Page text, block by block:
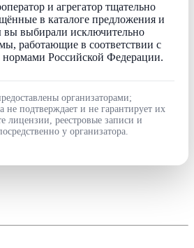
и агрегатор тщательно
в каталоге предложения и
вы выбирали исключительно
работающие в соответствии с
нормами Российской Федерации.
организаторами;
не подтверждает и не гарантирует их
лицензии, реестровые записи и
у организатора.